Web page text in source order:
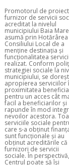
Promotorul de
furnizor de servicii
acreditat la nivelul
municipiului Baia
asumă prin Hotărârea
Consiliului Local de a
menține destinația și
funcționalitatea
realizat. Conform
strategiei sociale la
municipiului, se
apropierea serviciilor
proximitatea
pentru un acces cât
facil a beneficiarilor și
rapunde în mod
nevoilor acestora.
serviciile sociale
care s-a obținut
sunt funcționale și au
obținut acreditările că
furnizori de servicii
sociale. În perspectivă,
Centrul poate să își